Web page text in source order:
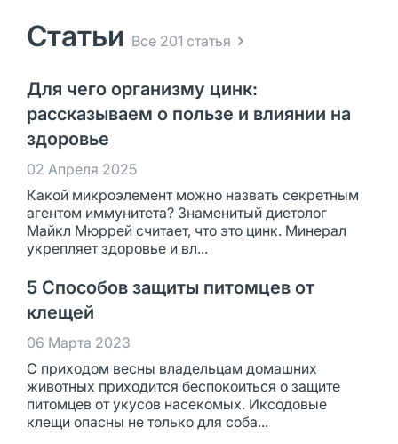
Статьи Все 201 статья
Для чего организму цинк:
рассказываем о пользе и влиянии на
здоровье
02 Апреля 2025
Какой микроэлемент можно назвать секретным
агентом иммунитета? Знаменитый диетолог
Майкл Мюррей считает, что это цинк. Минерал
укрепляет здоровье и вл...
5 Способов защиты питомцев от
клещей
06 Марта 2023
С приходом весны владельцам домашних
животных приходится беспокоиться о защите
питомцев от укусов насекомых. Иксодовые
клещи опасны не только для соба...